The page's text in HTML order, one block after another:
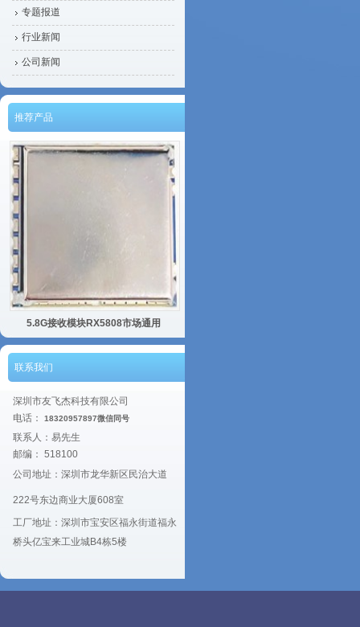
专题报道
行业新闻
公司新闻
推荐产品
5.8G接收模块RX5808市场通用
联系我们
深圳市友飞杰科技有限公司
电话：
18320957897微信同号
联系人：易先生
邮编： 518100
公司地址：深圳市龙华新区民治大道
222号东边商业大厦608室
工厂地址：深圳市宝安区福永街道福永
桥头亿宝来工业城B4栋5楼